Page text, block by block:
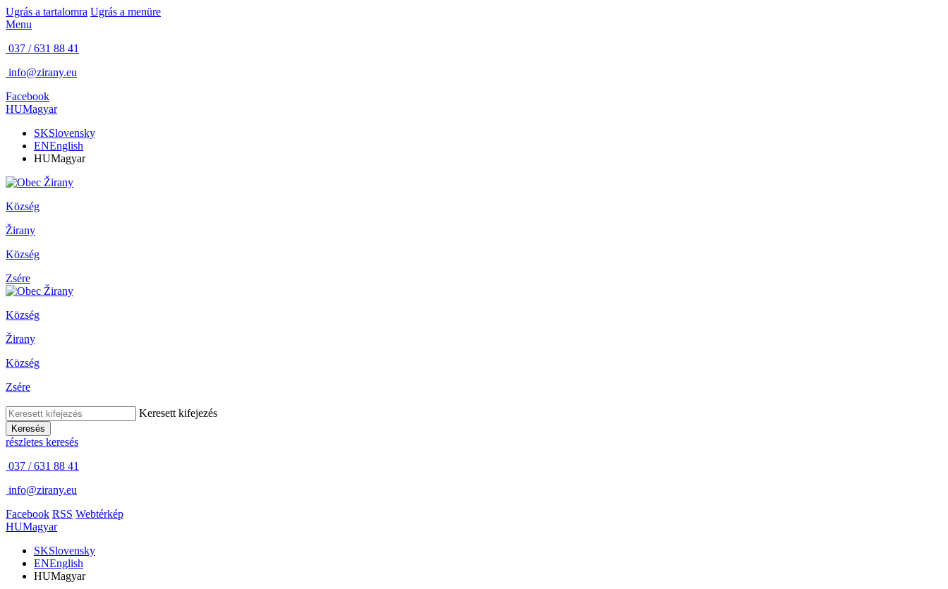
Ugrás a tartalomra Ugrás a menüre
Menu
037 / 631 88 41
info@zirany.eu
Facebook
HUMagyar
SKSlovensky
ENEnglish
HUMagyar
Község
Žirany
Község
Zsére
Község
Žirany
Község
Zsére
Keresett kifejezés
Keresés
részletes keresés
037 / 631 88 41
info@zirany.eu
Facebook RSS Webtérkép
HUMagyar
SKSlovensky
ENEnglish
HUMagyar